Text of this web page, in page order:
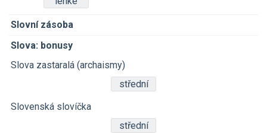
Slovní zásoba
Slova: bonusy
Slova zastaralá (archaismy)
střední
Slovenská slovíčka
střední